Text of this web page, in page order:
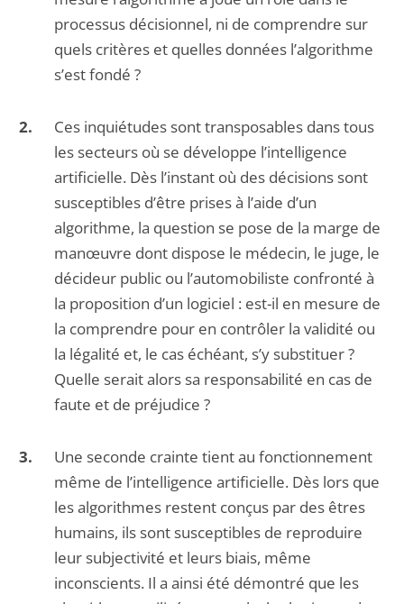
processus décisionnel, ni de comprendre sur
quels critères et quelles données l’algorithme
s’est fondé ?
Ces inquiétudes sont transposables dans tous
les secteurs où se développe l’intelligence
artificielle. Dès l’instant où des décisions sont
susceptibles d’être prises à l’aide d’un
algorithme, la question se pose de la marge de
manœuvre dont dispose le médecin, le juge, le
décideur public ou l’automobiliste confronté à
la proposition d’un logiciel : est-il en mesure de
la comprendre pour en contrôler la validité ou
la légalité et, le cas échéant, s’y substituer ?
Quelle serait alors sa responsabilité en cas de
faute et de préjudice ?
Une seconde crainte tient au fonctionnement
même de l’intelligence artificielle. Dès lors que
les algorithmes restent conçus par des êtres
humains, ils sont susceptibles de reproduire
leur subjectivité et leurs biais, même
inconscients. Il a ainsi été démontré que les